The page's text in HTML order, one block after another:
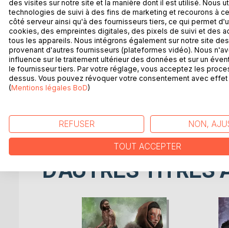
Le hurlement du loup est le troisième
Les signes annonçant l'avènement des
mettant à l'épreuve de leur ombre intime.
De cette déchéance, chacun devra tirer
Les âmes égarées devront puiser
hurlement du loup.
D’AUTRES TITRES
des visites sur notre site et la manière dont il est utilisé. Nous
technologies de suivi à des fins de marketing et recourons à
côté serveur ainsi qu'à des fournisseurs tiers, ce qui permet
cookies, des empreintes digitales, des pixels de suivi et des
tous les appareils. Nous intégrons également sur notre site
provenant d'autres fournisseurs (plateformes vidéo). Nous
influence sur le traitement ultérieur des données et sur un
le fournisseur tiers. Par votre réglage, vous acceptez les
dessus. Vous pouvez révoquer votre consentement avec effet
(Mentions légales BoD)
REFUSER NON,
TOUT ACCEPTER